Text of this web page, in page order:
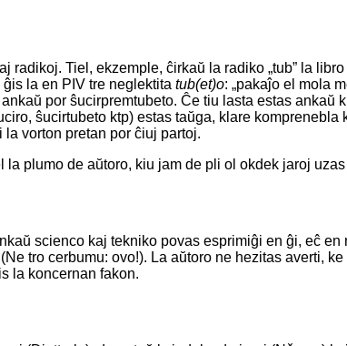
Tiel, ekzemple, ĉirkaŭ la radiko „tub” la
la en PIV tre neglektitatub(et)o: „pakaĵo el mola
por ŝucirpremtubeto. Ĉe tiu lasta estas
ŝucirtubeto ktp) estas taŭga, klare
vorton pretan por ĉiuj partoj.
plumo de aŭtoro, kiu jam de pli ol okdek jaroj
scienco kaj tekniko povas esprimiĝi en ĝi, eĉ
tro cerbumu: ovo!). La aŭtoro ne hezitas averti,
la koncernan fakon.